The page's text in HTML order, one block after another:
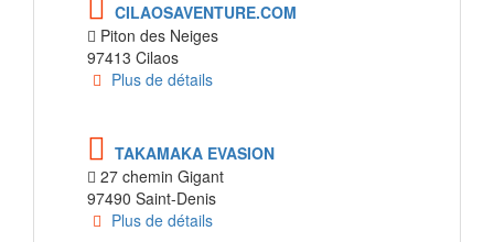
CILAOSAVENTURE.COM
Piton des Neiges
97413 Cilaos
Plus de détails
TAKAMAKA EVASION
27 chemin Gigant
97490 Saint-Denis
Plus de détails